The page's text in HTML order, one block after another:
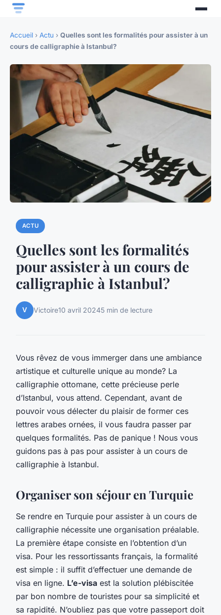
Accueil › Actu › Quelles sont les formalités pour assister à un
cours de calligraphie à Istanbul?
ACTU
Quelles sont les formalités
pour assister à un cours de
calligraphie à Istanbul?
V Victoire10 avril 20245 min de lecture
Vous rêvez de vous immerger dans une ambiance
artistique et culturelle unique au monde? La
calligraphie ottomane, cette précieuse perle
d’Istanbul, vous attend. Cependant, avant de
pouvoir vous délecter du plaisir de former ces
lettres arabes ornées, il vous faudra passer par
quelques formalités. Pas de panique ! Nous vous
guidons pas à pas pour assister à un cours de
calligraphie à Istanbul.
Organiser son séjour en Turquie
Se rendre en Turquie pour assister à un cours de
calligraphie nécessite une organisation préalable.
La première étape consiste en l’obtention d’un
visa. Pour les ressortissants français, la formalité
est simple : il suffit d’effectuer une demande de
visa en ligne. L’e-visa est la solution plébiscitée
par bon nombre de touristes pour sa simplicité et
sa rapidité. N’oubliez pas que votre passeport doit